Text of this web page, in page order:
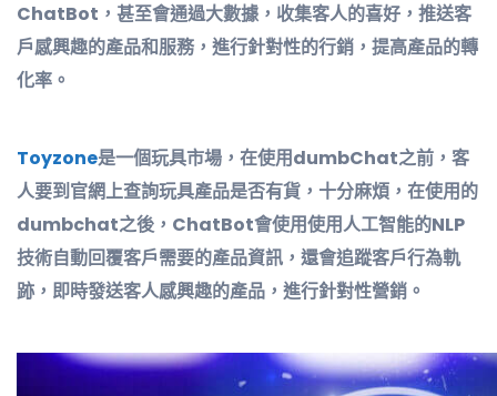
ChatBot，甚至會通過大數據，收集客人的喜好，推送客
戶感興趣的產品和服務，進行針對性的行銷，提高產品的轉
化率。
Toyzone是一個玩具市場，在使用dumbChat之前，客
人要到官網上查詢玩具產品是否有貨，十分麻煩，在使用的
dumbchat之後，ChatBot會使用使用人工智能的NLP
技術自動回覆客戶需要的產品資訊，還會追蹤客戶行為軌
跡，即時發送客人感興趣的產品，進行針對性營銷。